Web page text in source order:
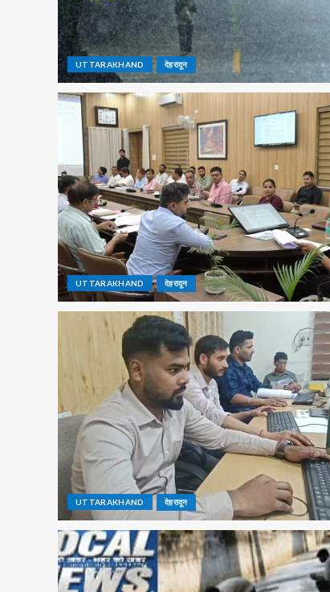
UTTARAKHAND देहरादून
UTTARAKHAND देहरादून
UTTARAKHAND देहरादून